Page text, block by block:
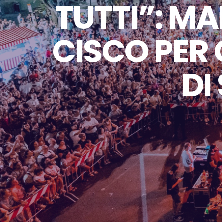
TUTTI”:
CISCO PER
DI